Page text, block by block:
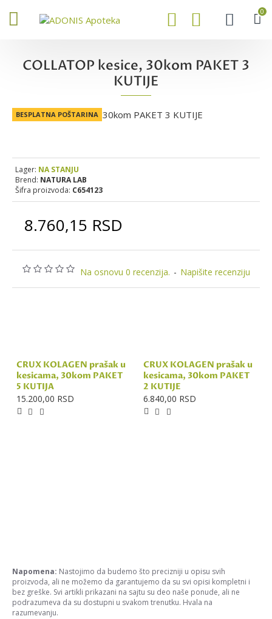
0
COLLATOP kesice, 30kom PAKET 3
KUTIJE
BESPLATNA POŠTARINA
Na osnovu 0 recenzija. - Napišite recenziju
8.760,15 RSD
Lager: NA STANJU
Brend: NATURA LAB
Šifra proizvoda: C654123
CRUX KOLAGEN prašak u
kesicama, 30kom PAKET
5 KUTIJA
15.200,00 RSD
CRUX KOLAGEN prašak u
kesicama, 30kom PAKET
2 KUTIJE
6.840,00 RSD
Napomena: Nastojimo da budemo što precizniji u opisu svih
proizvoda, ali ne možemo da garantujemo da su svi opisi kompletni i
bez greške. Svi artikli prikazani na sajtu su deo naše ponude, ali ne
podrazumeva da su dostupni u svakom trenutku. Hvala na
razumevanju.